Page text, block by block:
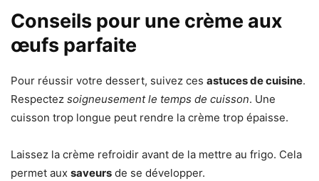
Conseils pour une crème aux
œufs parfaite
Pour réussir votre dessert, suivez ces astuces de cuisine.
Respectez soigneusement le temps de cuisson. Une
cuisson trop longue peut rendre la crème trop épaisse.
Laissez la crème refroidir avant de la mettre au frigo. Cela
permet aux saveurs de se développer.